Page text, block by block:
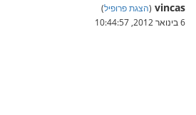
vincas
(הצגת פרופיל)
6 בינואר 2012, 10:44:57